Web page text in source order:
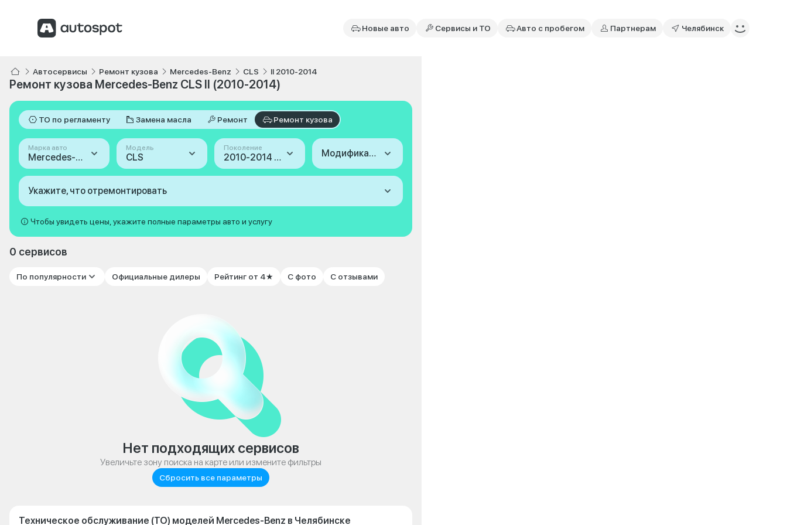
Новые авто Сервисы и ТО Авто с пробегом Партнерам Челябинск
Автосервисы Ремонт кузова Mercedes-Benz CLS II 2010-2014
Ремонт кузова Mercedes-Benz CLS II (2010-2014)
ТО по регламенту Замена масла Ремонт Ремонт кузова
Марка авто
Mercedes-Benz
Модель
CLS
Поколение
2010-2014 (II) Модификация
Укажите, что отремонтировать
Чтобы увидеть цены, укажите полные параметры авто и услугу
0 сервисов
По популярности Официальные дилеры Рейтинг от 4★ С фото С отзывами
Нет подходящих сервисов
Увеличьте зону поиска на карте или измените фильтры
Сбросить все параметры
Техническое обслуживание (ТО) моделей Mercedes-Benz в Челябинске